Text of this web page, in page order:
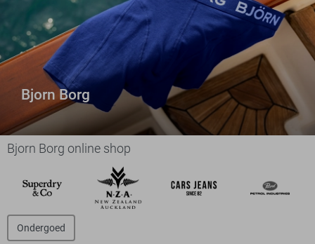
Bjorn Borg
Bjorn Borg online shop
Ondergoed